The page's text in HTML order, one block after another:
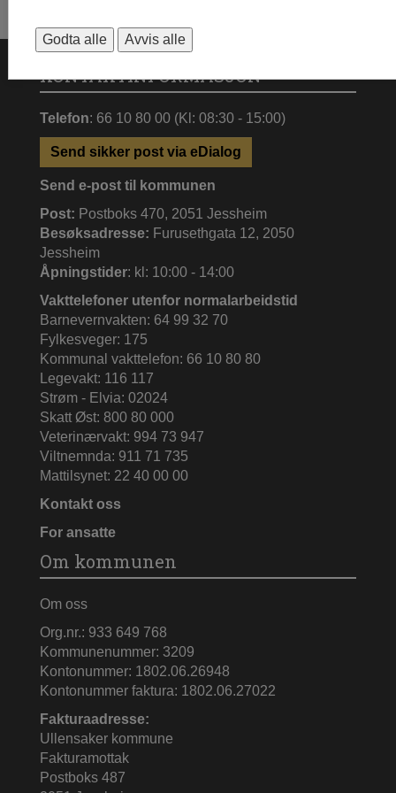
KONTAKTINFORMASJON
Telefon: 66 10 80 00 (Kl: 08:30 - 15:00)
Send sikker post via eDialog
Send e-post til kommunen
Post: Postboks 470, 2051 Jessheim
Besøksadresse: Furusethgata 12, 2050
Jessheim
Åpningstider: kl: 10:00 - 14:00
Vakttelefoner utenfor normalarbeidstid
Barnevernvakten: 64 99 32 70
Fylkesveger: 175
Kommunal vakttelefon: 66 10 80 80
Legevakt: 116 117
Strøm - Elvia: 02024
Skatt Øst: 800 80 000
Veterinærvakt: 994 73 947
Viltnemnda: 911 71 735
Mattilsynet: 22 40 00 00
Kontakt oss
For ansatte
Om kommunen
Om oss
Org.nr.: 933 649 768
Kommunenummer: 3209
Kontonummer: 1802.06.26948
Kontonummer faktura: 1802.06.27022
Fakturaadresse:
Ullensaker kommune
Fakturamottak
Postboks 487
Godta alle Avvis alle